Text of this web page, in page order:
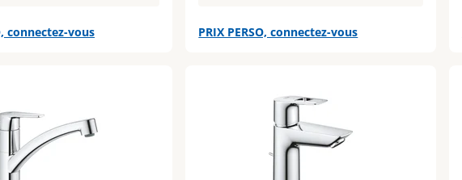
connectez-vous PRIX PERSO, connectez-vous